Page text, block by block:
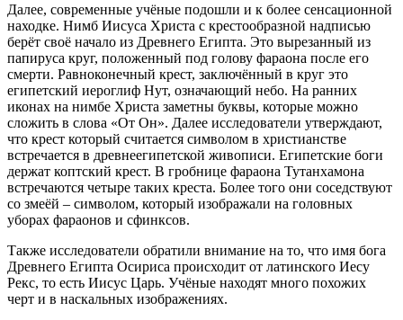
Далее, современные учёные подошли и к более сенсационной
находке. Нимб Иисуса Христа с крестообразной надписью
берёт своё начало из Древнего Египта. Это вырезанный из
папируса круг, положенный под голову фараона после его
смерти. Равноконечный крест, заключённый в круг это
египетский иероглиф Нут, означающий небо. На ранних
иконах на нимбе Христа заметны буквы, которые можно
сложить в слова «От Он». Далее исследователи утверждают,
что крест который считается символом в христианстве
встречается в древнеегипетской живописи. Египетские боги
держат коптский крест. В гробнице фараона Тутанхамона
встречаются четыре таких креста. Более того они соседствуют
со змеёй – символом, который изображали на головных
уборах фараонов и сфинксов.
Также исследователи обратили внимание на то, что имя бога
Древнего Египта Осириса происходит от латинского Иесу
Рекс, то есть Иисус Царь. Учёные находят много похожих
черт и в наскальных изображениях.